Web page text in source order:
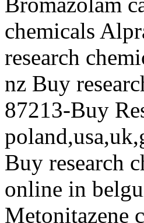
chemicals
research
nz Buy
87213-Buy
Buy research
online in
Metonitazene